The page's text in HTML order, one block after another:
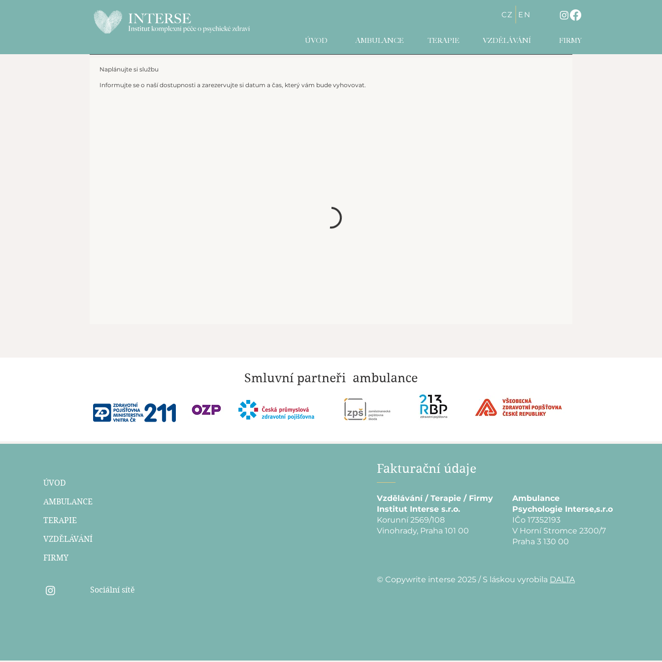
EN
CZ
ÚVOD AMBULANCE TERAPIE VZDĚLÁVÁNÍ FIRMY
Naplánujte si službu
Informujte se o naší dostupnosti a zarezervujte si datum a čas, který vám bude vyhovovat.
Smluvní partneři ambulance
ÚVOD
AMBULANCE
TERAPIE
VZDĚLÁVÁNÍ
FIRMY
Sociální sítě
Fakturační údaje
Vzdělávání / Terapie / Firmy
Institut Interse s.r.o.
Korunní 2569/108
Vinohrady, Praha 101 00
Ambulance
Psychologie Interse,s.r.o
IČo 17352193
V Horní Stromce 2300/7
Praha 3 130 00
© Copywrite interse 2025 / S láskou vyrobila DALTA